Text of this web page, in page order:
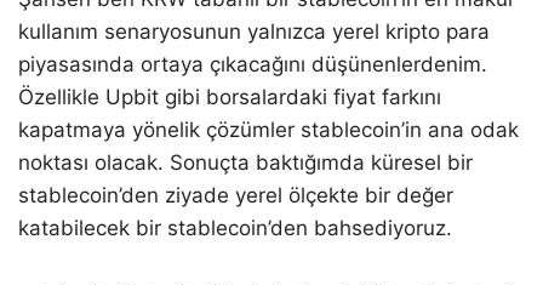
kullanım senaryosunun yalnızca yerel kripto para
piyasasında ortaya çıkacağını düşünenlerdenim.
Özellikle Upbit gibi borsalardaki fiyat farkını
kapatmaya yönelik çözümler stablecoin’in ana odak
noktası olacak. Sonuçta baktığımda küresel bir
stablecoin’den ziyade yerel ölçekte bir değer
katabilecek bir stablecoin’den bahsediyoruz.